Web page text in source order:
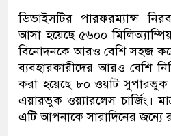
ডিভাইসটির পারফরম্যান্স
আসা হয়েছে ৫৬০০
বিনোদনকে আরও বেশি সহজ করে
ব্যবহারকারীদের আরও বেশি
করা হয়েছে ৮০ ওয়াট সুপারভুক
এয়ারভুক ওয়্যারলেস চার্জিং।
এটি আপনাকে সারাদিনের জন্যে